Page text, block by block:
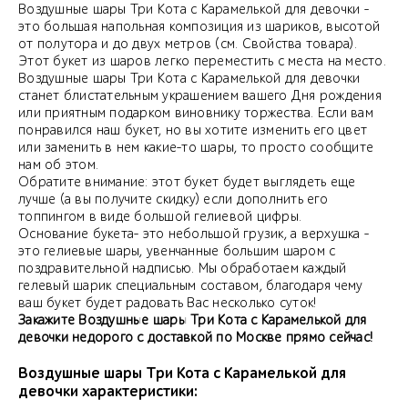
Воздушные шары Три Кота с Карамелькой для девочки -
это большая напольная композиция из шариков, высотой
от полутора и до двух метров (см. Свойства товара).
Этот букет из шаров легко переместить с места на место.
Воздушные шары Три Кота с Карамелькой для девочки
станет блистательным украшением вашего Дня рождения
или приятным подарком виновнику торжества. Если вам
понравился наш букет, но вы хотите изменить его цвет
или заменить в нем какие-то шары, то просто сообщите
нам об этом.
Обратите внимание: этот букет будет выглядеть еще
лучше (а вы получите скидку) если дополнить его
топпингом в виде большой гелиевой цифры.
Основание букета- это небольшой грузик, а верхушка -
это гелиевые шары, увенчанные большим шаром с
поздравительной надписью. Мы обработаем каждый
гелевый шарик специальным составом, благодаря чему
ваш букет будет радовать Вас несколько суток!
Закажите Воздушные шары Три Кота с Карамелькой для
девочки недорого с доставкой по Москве прямо сейчас!
Воздушные шары Три Кота с Карамелькой для
девочки характеристики: